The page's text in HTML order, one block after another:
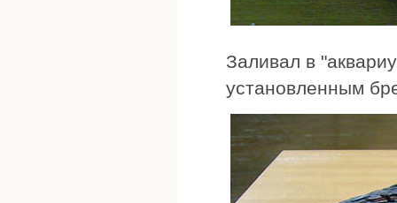
Заливал в
установленным